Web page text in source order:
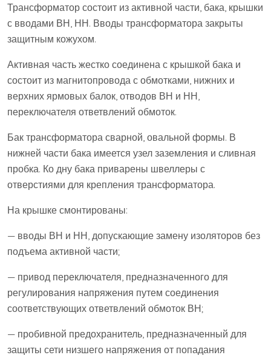
Трансформатор состоит из активной части, бака, крышки
с вводами ВН, НН. Вводы трансформатора закрыты
защитным кожухом.
Активная часть жестко соединена с крышкой бака и
состоит из магнитопровода с обмотками, нижних и
верхних ярмовых балок, отводов ВН и НН,
переключателя ответвлений обмоток.
Бак трансформатора сварной, овальной формы. В
нижней части бака имеется узел заземления и сливная
пробка. Ко дну бака приварены швеллеры с
отверстиями для крепления трансформатора.
На крышке смонтированы:
— вводы ВН и НН, допускающие замену изоляторов без
подъема активной части;
— привод переключателя, предназначенного для
регулирования напряжения путем соединения
соответствующих ответвлений обмоток ВН;
— пробивной предохранитель, предназначенный для
защиты сети низшего напряжения от попадания